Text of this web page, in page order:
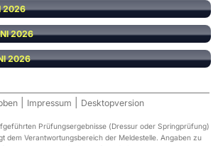
2026
2026
2026
Impressum Desktopversion
Prüfungsergebnisse (Dressur oder Springprüfung)
dem Verantwortungsbereich der Meldestelle. Angaben zu